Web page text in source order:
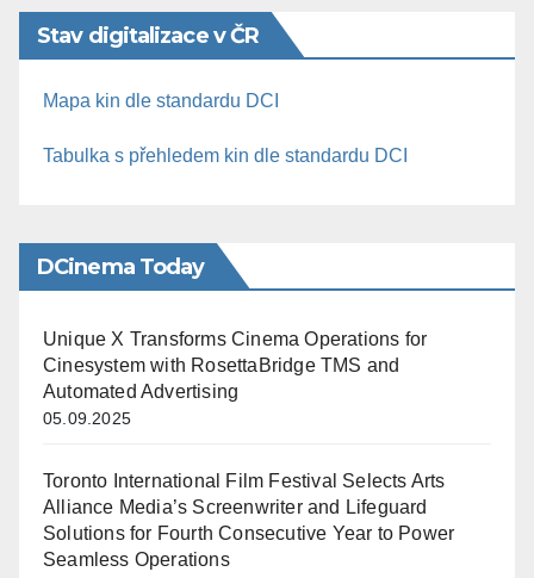
Stav digitalizace v ČR
Mapa kin dle standardu DCI
Tabulka s přehledem kin dle standardu DCI
DCinema Today
Unique X Transforms Cinema Operations for
Cinesystem with RosettaBridge TMS and
Automated Advertising
05.09.2025
Toronto International Film Festival Selects Arts
Alliance Media’s Screenwriter and Lifeguard
Solutions for Fourth Consecutive Year to Power
Seamless Operations